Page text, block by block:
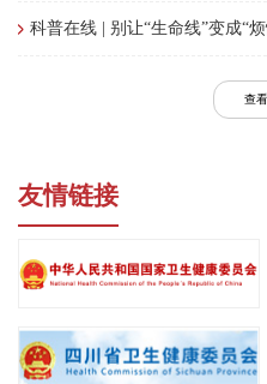
查
友情链接